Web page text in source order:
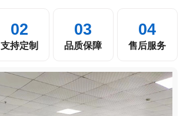
02
支持定制
03
品质保障
04
售后服务